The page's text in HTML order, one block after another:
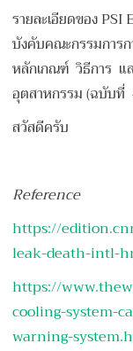
รายละเอียดของ
บังคับคณะกรรมการ
หลักเกณฑ์ วิธีการ แล
อุตสาหกรรม (ฉบับที่
สวัสดีครับ
Reference
https://
leak-death-intl-
https://
cooling-system-
warning-